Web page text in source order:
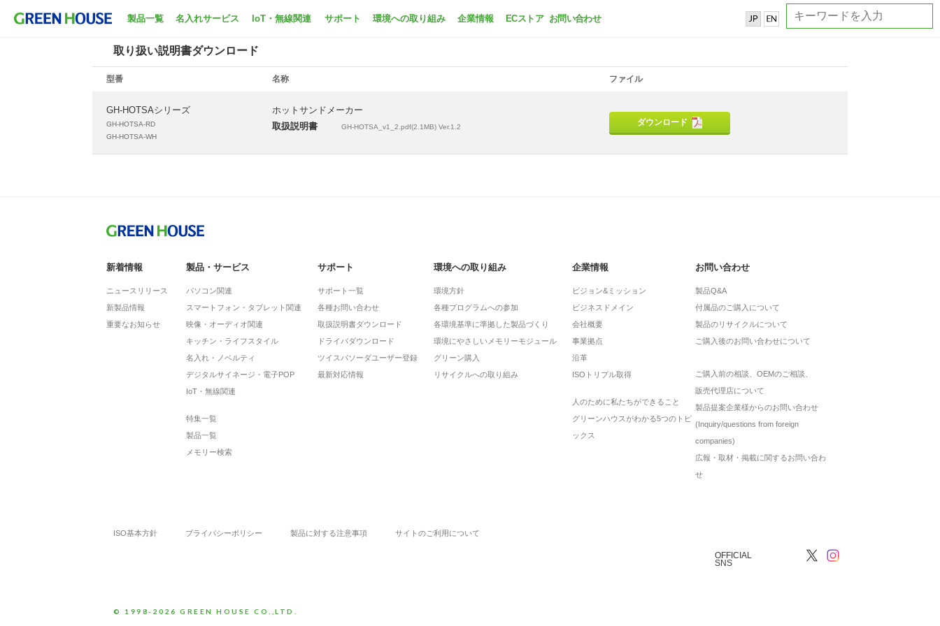
製品一覧 名入れサービス IoT・無線関連 サポート 環境への取り組み 企業情報 ECストア お問い合わせ
ホーム
取り扱い説明書ダウンロード
型番 名称 ファイル
GH-HOTSAシリーズ
GH-HOTSA-RD
GH-HOTSA-WH
ホットサンドメーカー
取扱説明書
GH-HOTSA_v1_2.pdf(2.1MB) Ver.1.2 ダウンロード
新着情報
ニュースリリース
新製品情報
重要なお知らせ
製品・サービス
パソコン関連
スマートフォン・タブレット関連
映像・オーディオ関連
キッチン・ライフスタイル
名入れ・ノベルティ
デジタルサイネージ・電子POP
IoT・無線関連
特集一覧
製品一覧
メモリー検索
サポート
サポート一覧
各種お問い合わせ
取扱説明書ダウンロード
ドライバダウンロード
ツイスパソーダユーザー登録
最新対応情報
環境への取り組み
環境方針
各種プログラムへの参加
各環境基準に準拠した製品づくり
環境にやさしいメモリーモジュール
グリーン購入
リサイクルへの取り組み
企業情報
ビジョン&ミッション
ビジネスドメイン
会社概要
事業拠点
沿革
ISOトリプル取得
人のために私たちができること
グリーンハウスがわかる5つのトピ
ックス
お問い合わせ
製品Q&A
付属品のご購入について
製品のリサイクルについて
ご購入後のお問い合わせについて
ご購入前の相談、OEMのご相談、
販売代理店について
製品提案企業様からのお問い合わせ
(Inquiry/questions from foreign
companies)
広報・取材・掲載に関するお問い合わ
せ
ISO基本方針 プライバシーポリシー 製品に対する注意事項 サイトのご利用について
OFFICIAL
SNS
© 1998-2026 GREEN HOUSE CO.,LTD.